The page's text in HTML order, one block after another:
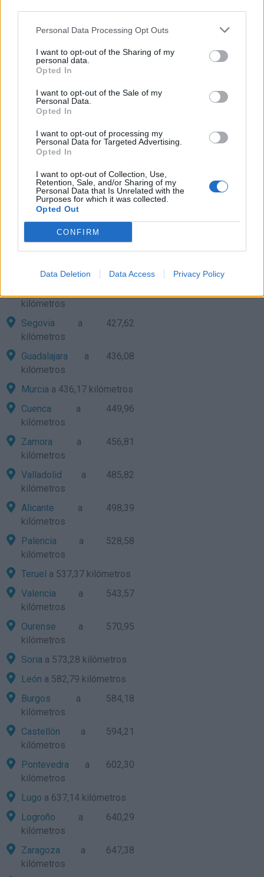
Personal Data Processing Opt Outs
I want to opt-out of the Sharing of my
personal data.
Opted In
I want to opt-out of the Sale of my
Personal Data.
Opted In
I want to opt-out of processing my
Personal Data for Targeted Advertising.
Opted In
I want to opt-out of Collection, Use,
Retention, Sale, and/or Sharing of my
Personal Data that Is Unrelated with the
Purposes for which it was collected.
Opted Out
CONFIRM
Data Deletion Data Access Privacy Policy
Jaéna 201,79 kilómetros
Granadaa 215,09
kilómetros
Cáceresa 232,62
Ciudad Reala 254,79
kilómetros
Almeríaa 322,14
kilómetros
Melillaa 362,88 kilómetros
Avilaa 379,82 kilómetros
Madrida 391,21
kilómetros
kilómetros
kilómetros
Segovia a 427,62
kilómetros
Guadalajara a 436,08
kilómetros
Murcia a 436,17 kilómetros
Cuenca a 449,96
kilómetros
Zamora a 456,81
kilómetros
Valladolid a 485,82
kilómetros
Alicante a 498,39
kilómetros
Palencia a 528,58
kilómetros
Teruel a 537,37 kilómetros
Valencia a 543,57
kilómetros
Ourense a 570,95
kilómetros
Soria a 573,28 kilómetros
León a 582,79 kilómetros
Burgos a 584,18
kilómetros
Castellón a 594,21
kilómetros
Pontevedra a 602,30
kilómetros
Lugo a 637,14 kilómetros
Logroño a 640,29
kilómetros
Zaragoza a 647,38
kilómetros